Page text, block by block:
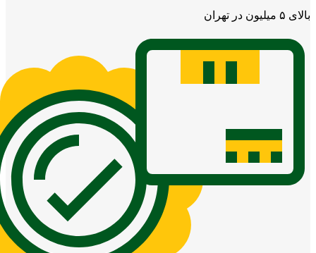
بالای ۵ میلیون در تهران